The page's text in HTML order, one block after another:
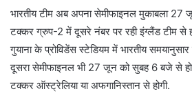
भारतीय टीम अब अपना सेमीफाइनल मुकाबला
टक्कर ग्रुप-2 में दूसरे नंबर पर रही इंग्लैंड टीम से
गुयाना के प्रोविडेंस स्टेडियम में भारतीय
दूसरा सेमीफाइनल भी 27 जून को सुबह 6 बजे से
टक्कर ऑस्ट्रेलिया या अफगानिस्तान से होगी.